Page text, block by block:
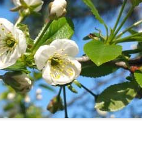
КОНТАКТ